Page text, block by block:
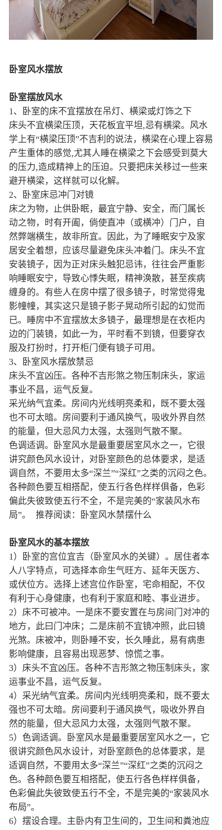
卧室风水摆放
卧室摆放风水
1、卧室的床不宜摆放在吊灯、横梁或灯饰之下
床头不宜横梁压顶，天花板宜平坦,忌有横梁。风水
学上有“横梁压顶”不吉利的说法，横梁在心理上容易
产生重体的感觉,尤其人睡在横梁之下会感受到莫大
的压力,造成精神上的压迫。只要把床关移过一些来
避开横梁，这样就可以化解。
2、卧室床忌冲门对镜
床之为物，止供卧眠，最宜宁静、安全，而门属长
动之物，时有开阖，倘使直冲（或横冲）门户，自
然弊端横生，故非所宜。因此，为了睡眠安宁及家
居安全着想，应该尽量避免床头冲着门。床头不宜
安装镜子，因为正对床头触犯忌讳，往往会严重影
响睡眠安宁，导致心悸失眠，精神涣散，甚至疾病
缠身的。有些人在房中摆了很多镜子，时常觉得鬼
影幢幢，其实这只是镜子影子晃动所引起的幻觉而
已。睡房中不宜摆放太多镜子，最理想是在衣柜内
边的门装镜，如此一为，平时看不到镜，但要穿衣
服及打扮时，打开柜门便有镜子可用。
3、卧室风水摆放禁忌
床头不宜凶压。各种不吉形煞之物压制床头，家运
事业不昌，运气反复。
采光纳气宜柔。房间内光线明亮柔和，既不要太强
也不可太暗。房间要利于通风换气，吸收外界自然
的能量，但大忌风力太强，太强则气散不聚。
色调适调。卧室风水是最重要居室风水之一，它很
讲究颜色风水设计，对卧室颜色的总体要求，是适
调自然，不要用太多“深兰”“深红”之类的沉闷之色。
各种颜色要互相搭配，使五行各色样样俱备，色彩
偏此失彼致使五行不全，不是完美的“家装风水布
局”。 推荐阅读：卧室风水禁摆什么
卧室风水的基本摆放
1）卧室的宫位宜吉（卧室风水的关键）。居住者本
人八字特点，可选择本命生气旺方、延年天医方、
或伏位方。选择上述宫位作卧室，宅命相配，不仅
有利于心身健康，也有利于家庭和睦、事业进步。
2）床不可被冲。一是床不要安置在与房间门对冲的
地方，此曰门冲床；二是床前不宜镜冲照，此曰镜
光煞。床被冲，则卧睡不安，长久睡此，易有病患
影响健康，且容易出现恶梦、惊慌之事。
3）床头不宜凶压。各种不吉形煞之物压制床头，家
运事业不昌，运气反复。
4）采光纳气宜柔。房间内光线明亮柔和，既不要太
强也不可太暗。房间要利于通风换气，吸收外界自
然的能量，但大忌风力太强，太强则气散不聚。
5）色调适调。卧室风水是最重要居室风水之一，它
很讲究颜色风水设计，对卧室颜色的总体要求，是
适调自然，不要用太多“深兰”“深红”之类的沉闷之
色。各种颜色要互相搭配，使五行各色样样俱备，
色彩偏此失彼致使五行不全，不是完美的“家装风水
布局”。
6）摆设合理。主卧内有卫生间的，卫生间和粪池应